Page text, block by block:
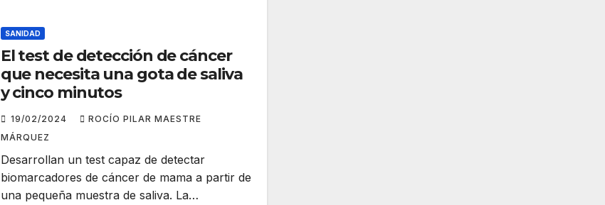
SANIDAD
El test de detección de cáncer
que necesita una gota de saliva
y cinco minutos
19/02/2024
ROCÍO PILAR MAESTRE
MÁRQUEZ
Desarrollan un test capaz de detectar
biomarcadores de cáncer de mama a partir de
una pequeña muestra de saliva. La…